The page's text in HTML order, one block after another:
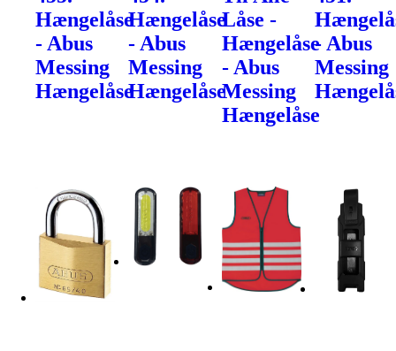
Hængelåse
- Abus
Messing
Hængelåse
Hængelåse
- Abus
Messing
Hængelåse
Låse -
Hængelåse
- Abus
Messing
Hængelåse
- Abus
Messing